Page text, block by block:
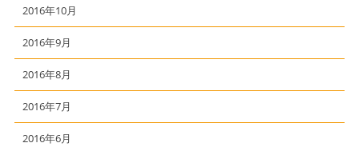
2016年10月
2016年9月
2016年8月
2016年7月
2016年6月